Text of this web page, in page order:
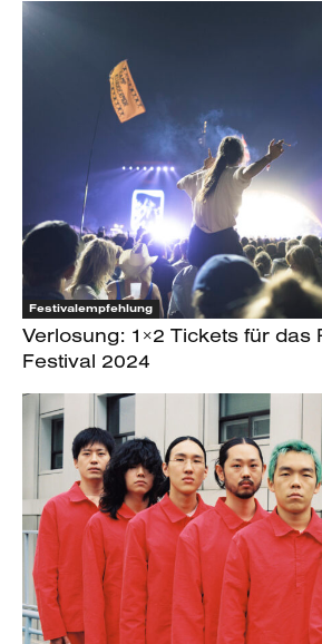
Festivalempfehlung
Verlosung: 1×2 Tickets für das
Festival 2024